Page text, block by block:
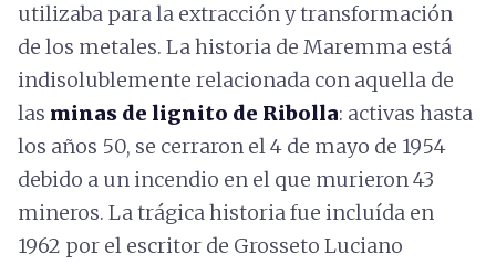
utilizaba para la extracción y transformación
de los metales. La historia de Maremma está
indisolublemente relacionada con aquella de
las minas de lignito de Ribolla: activas hasta
los años 50, se cerraron el 4 de mayo de 1954
debido a un incendio en el que murieron 43
mineros. La trágica historia fue incluída en
1962 por el escritor de Grosseto Luciano